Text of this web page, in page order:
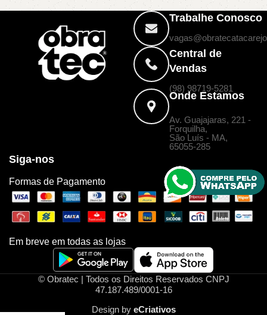
Trabalhe Conosco
Central de
Vendas
(98) 98719-5281
Onde Estamos
Av. Guajajaras, 221 -
Forquilha,
São Luís - MA,
65055-285
Siga-nos
Formas de Pagamento
Em breve em todas as lojas
© Obratec | Todos os Direitos Reservados CNPJ
47.187.489/0001-16
Design by eCriativos